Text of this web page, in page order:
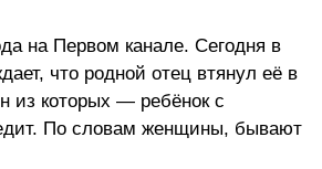
на Первом канале. Сегодня в
что родной отец втянул её в
из которых — ребёнок с
По словам женщины, бывают